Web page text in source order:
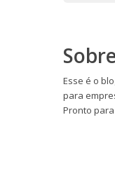
Esse é o
para
Pronto